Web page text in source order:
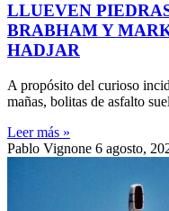
LLUEVEN
BRABHAM Y
HADJAR
A propósito del curioso
mañas, bolitas de asfalto
Leer más »
Pablo Vignone 6 agosto,